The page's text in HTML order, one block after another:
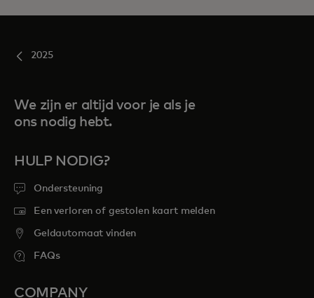
2025
We zijn er altijd voor je als je
ons nodig hebt.
HULP NODIG?
Ondersteuning
Een verloren of gestolen kaart melden
Geldautomaat vinden
FAQs
COMPANY